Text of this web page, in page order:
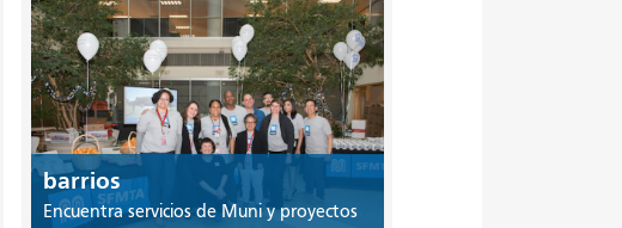
barrios
Encuentra servicios de Muni y proyectos